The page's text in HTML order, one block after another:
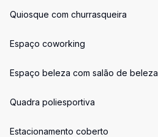
Quiosque com churrasqueira
Espaço coworking
Espaço beleza com salão de beleza
Quadra poliesportiva
Estacionamento coberto